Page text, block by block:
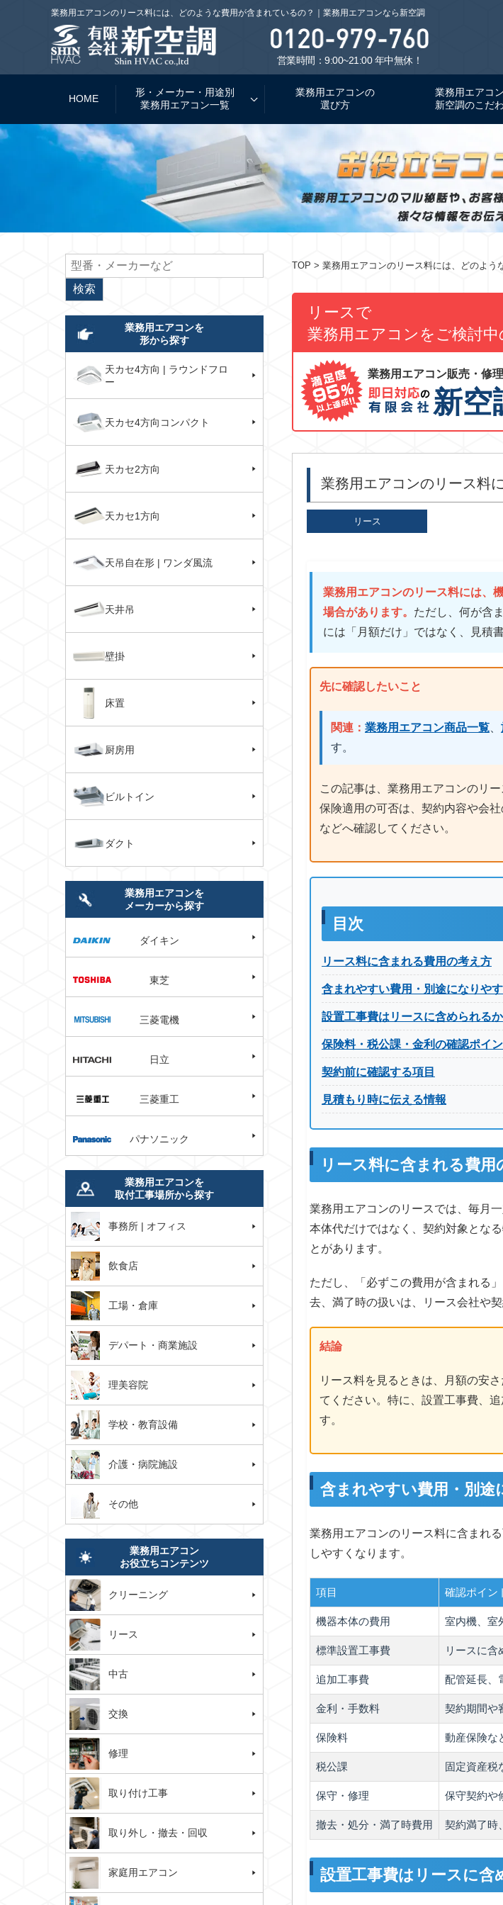
業務用エアコンのリース料には、どのような費用が含まれているの？｜業務用エアコンなら新空調
営業時間：9:00~21:00 年中無休！
HOME
形・メーカー・用途別
業務用エアコン一覧
業務用エアコンの
選び方
業務用エアコ
新空調のこだ
TOP > 業務用エアコンのリース料には、どのよう
リースで
業務用エアコンをご検討中
業務用エアコン販売・修
新空
業務用エアコンのリース料
リース
業務用エアコンのリース料には、
場合があります。 ただし、何が含
には「月額だけ」ではなく、見積
先に確認したいこと
関連： 業務用エアコン商品一覧
す。
この記事は、業務用エアコンのリ
保険適用の可否は、契約内容や会
などへ確認してください。
目次
リース料に含まれる費用の考え方
含まれやすい費用・別途になりや
設置工事費はリースに含められるか
保険料・税公課・金利の確認ポイン
契約前に確認する項目
見積もり時に伝える情報
リース料に含まれる費用
業務用エアコンのリースでは、毎月
本体代だけではなく、契約対象とな
とがあります。
ただし、「必ずこの費用が含まれる
去、満了時の扱いは、リース会社や
結論
リース料を見るときは、月額の安
てください。特に、設置工事費、
す。
含まれやすい費用・別途
業務用エアコンのリース料に含まれ
しやすくなります。
項目 確認ポイン
機器本体の費用 室内機、室
標準設置工事費 リースに含
追加工事費 配管延長、
金利・手数料 契約期間や
保険料 動産保険な
税公課 固定資産税
保守・修理 保守契約や
撤去・処分・満了時費用 契約満了時
設置工事費はリースに含
業務用エアコンを
形から探す
天カセ4方向 | ラウンドフロ
ー
天カセ4方向コンパクト
天カセ2方向
天カセ1方向
天吊自在形 | ワンダ風流
天井吊
壁掛
床置
厨房用
ビルトイン
ダクト
業務用エアコンを
メーカーから探す
ダイキン
東芝
三菱電機
日立
三菱重工
パナソニック
業務用エアコンを
取付工事場所から探す
事務所 | オフィス
飲食店
工場・倉庫
デパート・商業施設
理美容院
学校・教育設備
介護・病院施設
その他
業務用エアコン
お役立ちコンテンツ
クリーニング
リース
中古
交換
修理
取り付け工事
取り外し・撤去・回収
家庭用エアコン